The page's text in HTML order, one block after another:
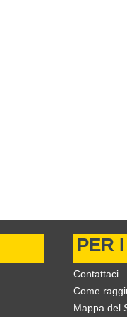
PER
Contattaci
Come
Mappa del